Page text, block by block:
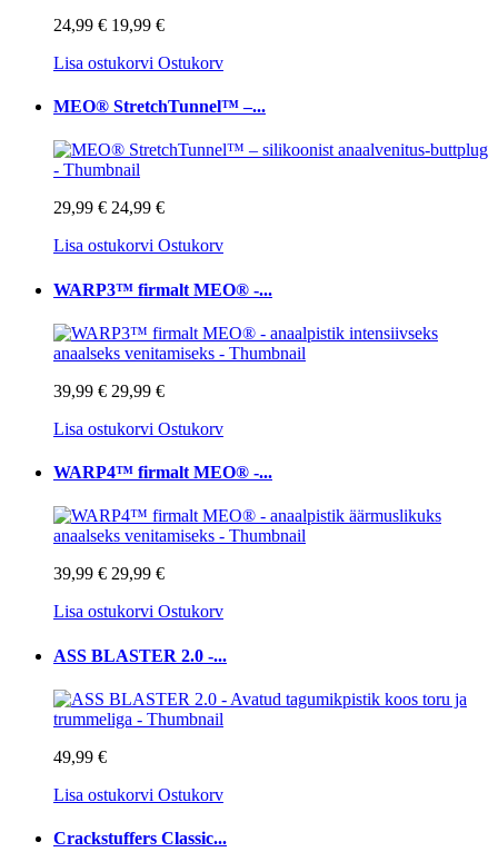
24,99 € 19,99 €
Lisa ostukorvi Ostukorv
MEO® StretchTunnel™ –...
29,99 € 24,99 €
Lisa ostukorvi Ostukorv
WARP3™ firmalt MEO® -...
39,99 € 29,99 €
Lisa ostukorvi Ostukorv
WARP4™ firmalt MEO® -...
39,99 € 29,99 €
Lisa ostukorvi Ostukorv
ASS BLASTER 2.0 -...
49,99 €
Lisa ostukorvi Ostukorv
Crackstuffers Classic...